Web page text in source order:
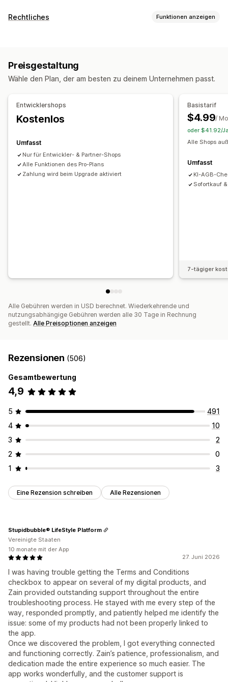
Warenkorbanzeige
Responsivität für Mobilgeräte
Fixierter Warenkorb Kontrollkästchen für AGBs
Upselling
Häufig zusammen gekauft
Gestaffelte Prämien
Checkout-Anpassung
Regeln für Versandarten
Rechtliches Funktionen anzeigen
Datenschutz Steueroptimierung
Richtlinienverwaltung TSE-Compliance
Benutzerdefiniertes CSS
Seitenbeschränkung
Produkt-Targeting
Benutzerdefinierter Text
Preisgestaltung
Wähle den Plan, der am besten zu deinem Unternehmen passt.
Entwicklershops
Kostenlos
Umfasst
Nur für Entwickler- & Partner-Shops
Alle Funktionen des Pro-Plans
Zahlung wird beim Upgrade aktiviert
Basistarif
$4.99/
oder $41.92/
Alle Shops
Umfasst
KI-AGB-
Sofortkauf
7-tägiger
Alle Gebühren werden in USD berechnet. Wiederkehrende und
nutzungsabhängige Gebühren werden alle 30 Tage in Rechnung
gestellt. Alle Preisoptionen anzeigen
Rezensionen (506)
Gesamtbewertung
4,9
5
491
4
10
3
2
2
0
1
3
Eine Rezension schreiben Alle Rezensionen
27. Juni 2026
I was having trouble getting the Terms and Conditions
checkbox to appear on several of my digital products, and
Zain provided outstanding support throughout the entire
troubleshooting process. He stayed with me every step of the
way, responded promptly, and patiently helped me identify the
issue: some of my products had not been properly linked to
the app.
Once we discovered the problem, I got everything connected
and functioning correctly. Zain’s patience, professionalism, and
dedication made the entire experience so much easier. The
app works wonderfully, and the customer support is
Stupidbubble® LifeStyle Platform
Vereinigte Staaten
10 monate mit der App